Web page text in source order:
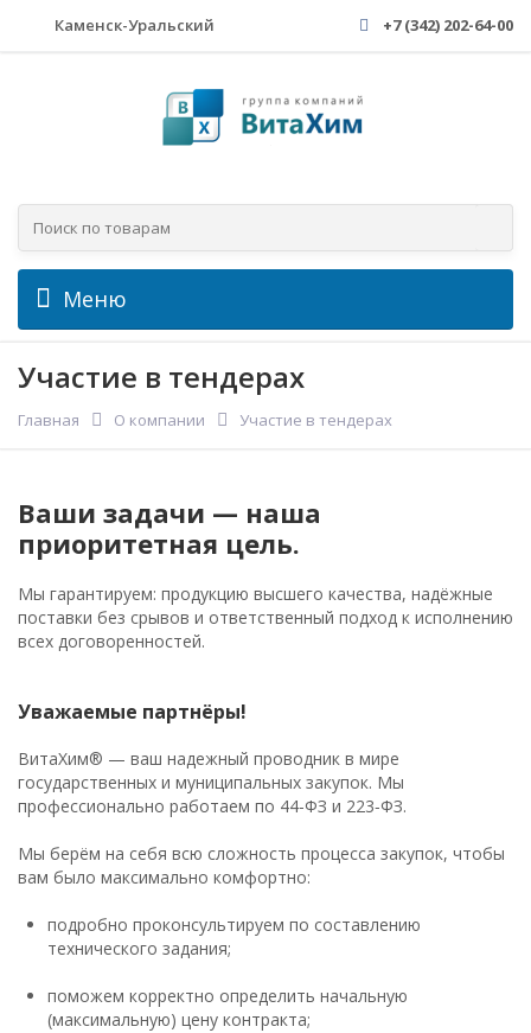
Каменск-Уральский +7 (342) 202-64-00
Меню
Участие в тендерах
Главная О компании Участие в тендерах
Ваши задачи — наша
приоритетная цель.
Мы гарантируем: продукцию высшего качества, надёжные
поставки без срывов и ответственный подход к исполнению
всех договоренностей.
Уважаемые партнёры!
ВитаХим® — ваш надежный проводник в мире
государственных и муниципальных закупок. Мы
профессионально работаем по 44‑ФЗ и 223‑ФЗ.
Мы берём на себя всю сложность процесса закупок, чтобы
вам было максимально комфортно:
подробно проконсультируем по составлению
технического задания;
поможем корректно определить начальную
(максимальную) цену контракта;